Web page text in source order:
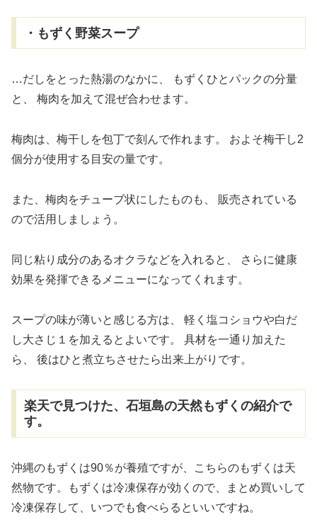
・もずく野菜スープ
…だしをとった熱湯のなかに、
もずくひとパックの分量
と、
梅肉を加えて混ぜ合わせます。
梅肉は、梅干しを包丁で刻んで作れます。
およそ梅干し2
個分が使用する目安の量です。
また、梅肉をチューブ状にしたものも、
販売されている
ので活用しましょう。
同じ粘り成分のあるオクラなどを入れると、
さらに健康
効果を発揮できるメニューになってくれます。
スープの味が薄いと感じる方は、
軽く塩コショウや白だ
し大さじ１を加えるとよいです。
具材を一通り加えた
ら、
後はひと煮立ちさせたら出来上がりです。
楽天で見つけた、石垣島の天然もずくの紹介で
す。
沖縄のもずくは90％が養殖ですが、こちらのもずくは天
然物です。もずくは冷凍保存が効くので、まとめ買いして
冷凍保存して、いつでも食べらるといいですね。